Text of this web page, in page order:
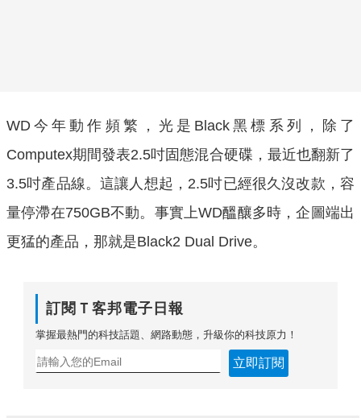
WD今年動作頻繁，光是Black黑標系列，除了
Computex期間發表2.5吋固態混合硬碟，最近也翻新了
3.5吋產品線。這讓人想起，2.5吋已經很久沒改款，容
量停滯在750GB不動。事實上WD醞釀多時，企圖端出
更猛的產品，那就是Black2 Dual Drive。
訂閱Ｔ客邦電子日報
掌握最熱門的科技話題、網路動態，升級你的科技原力！
立即訂閱